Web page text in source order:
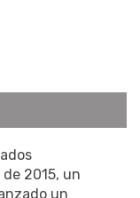
2015, un
un